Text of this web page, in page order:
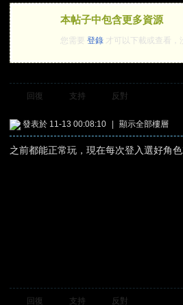
本帖子中包含更多資源
您需要 登錄才可以下載或查看，
回復 支持 反對
發表於 11-13 00:08:10 顯示全部樓層
之前都能正常玩，現在每次登入選好角
回復 支持 反對